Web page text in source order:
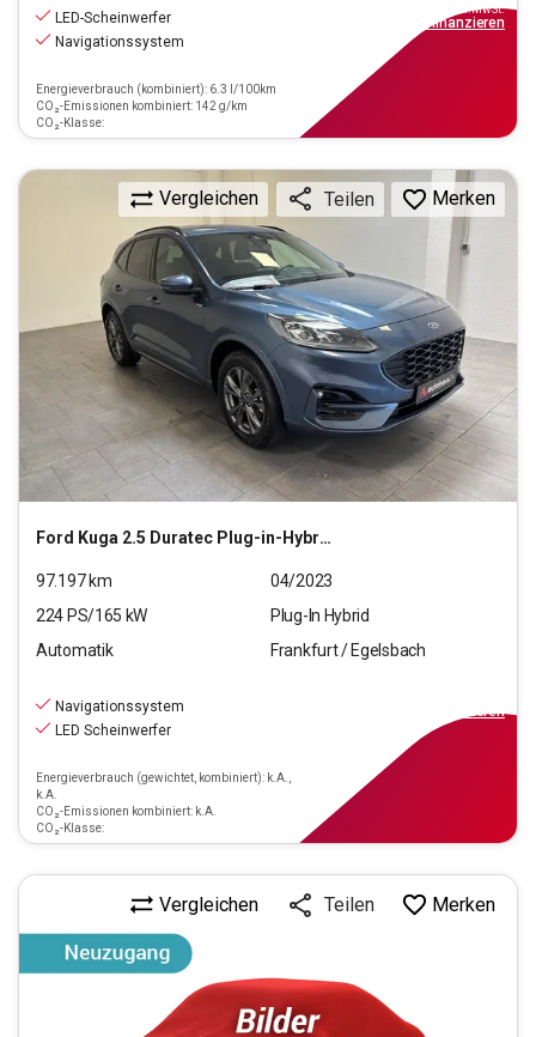
LED-Scheinwerfer
Navigationssystem
Energieverbrauch (kombiniert): 6.3 l/100km
CO₂-Emissionen kombiniert: 142 g/km
CO₂-Klasse:
inkl.MwSt.
finanzieren
Ford Kuga 2.5 Duratec Plug-in-Hybrid PHEV ST-Line X (EU
Vergleichen Teilen Merken
97.197km
04/2023
224 PS/165 kW
Plug-In Hybrid
Automatik
Frankfurt / Egelsbach
Navigationssystem
LED Scheinwerfer
Energieverbrauch (gewichtet, kombiniert): k.A.,
k.A.
CO₂-Emissionen kombiniert: k.A.
CO₂-Klasse:
finanzieren
Vergleichen Teilen Merken